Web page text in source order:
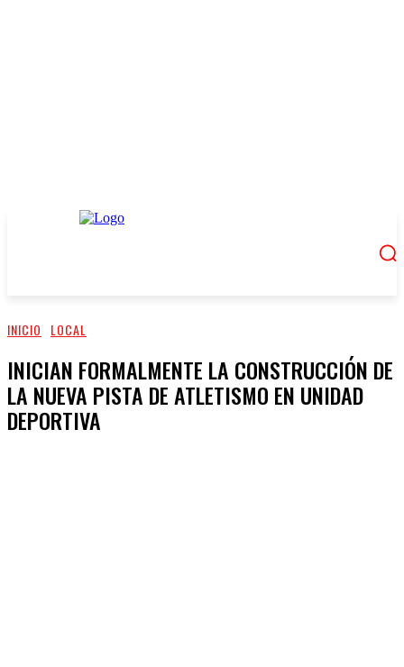
INICIO LOCAL
INICIAN FORMALMENTE LA CONSTRUCCIÓN DE
LA NUEVA PISTA DE ATLETISMO EN UNIDAD
DEPORTIVA